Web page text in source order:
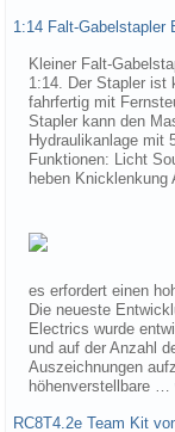
1:14 Falt-
Kleiner Falt-
1:14. Der Stapler ist
fahrfertig mit
Stapler kann den
Hydraulikanlage mit
Funktionen: Licht
heben
es erfordert einen
Die neueste
Electrics wurde
und auf der Anzahl
Auszeichnungen
höhenverstellbare …
RC8T4.2e Team Kit